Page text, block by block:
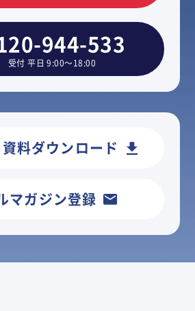
944-533
受付 平日 9:00～18:00
料ダウンロード
マガジン登録